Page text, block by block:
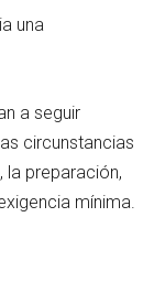
una
a seguir
circunstancias
preparación,
mínima.